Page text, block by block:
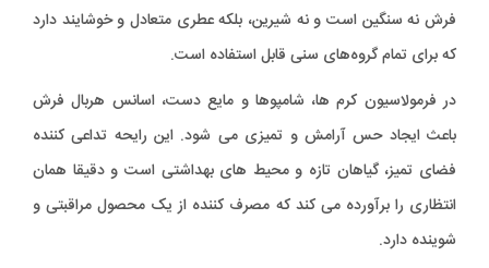
فرش نه سنگین است و نه شیرین، بلکه عطری متعادل و خوشایند دارد
که برای تمام گروه‌های سنی قابل استفاده است.
در فرمولاسیون کرم ها، شامپوها و مایع دست، اسانس هربال فرش
باعث ایجاد حس آرامش و تمیزی می شود. این رایحه تداعی کننده
فضای تمیز، گیاهان تازه و محیط های بهداشتی است و دقیقا همان
انتظاری را برآورده می کند که مصرف کننده از یک محصول مراقبتی و
شوینده دارد.